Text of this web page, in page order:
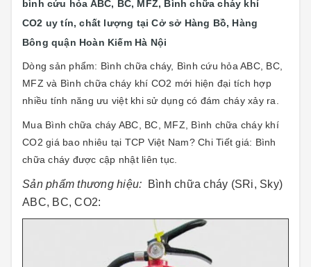
bình cứu hỏa ABC, BC, MFZ, Bình chữa cháy khí
CO2 uy tín, chất lượng tại Cở sở Hàng Bồ, Hàng
Bông quận Hoàn Kiếm Hà Nội
Dòng sản phẩm: Bình chữa cháy, Bình cứu hỏa ABC, BC,
MFZ và Bình chữa cháy khí CO2 mới hiện đại tích hợp
nhiều tính năng ưu việt khi sử dụng có đám cháy xảy ra.
Mua Bình chữa cháy ABC, BC, MFZ, Bình chữa cháy khí
CO2 giá bao nhiêu tại TCP Việt Nam? Chi Tiết giá: Bình
chữa cháy được cập nhật liên tục.
Sản phẩm thương hiệu:
Bình chữa cháy (SRi, Sky)
ABC, BC, CO2: